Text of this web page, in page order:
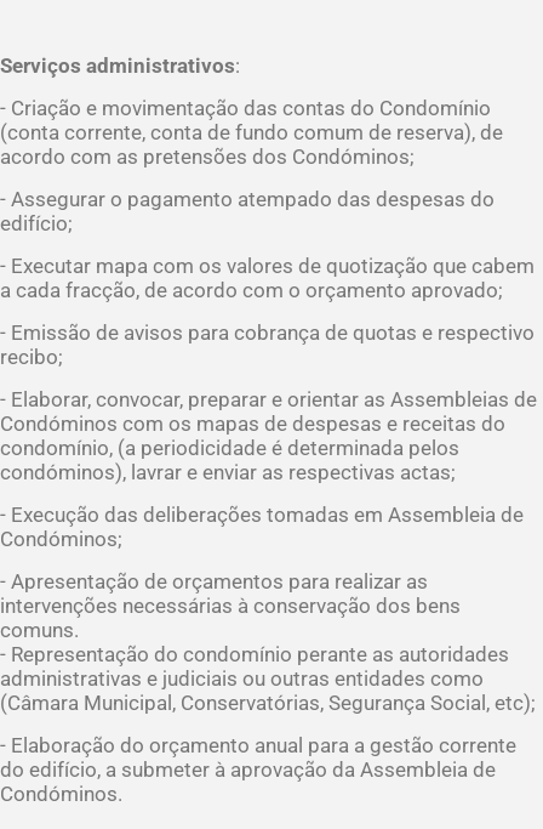
Serviços administrativos:
- Criação e movimentação das contas do Condomínio
(conta corrente, conta de fundo comum de reserva), de
acordo com as pretensões dos Condóminos;
- Assegurar o pagamento atempado das despesas do
edifício;
- Executar mapa com os valores de quotização que cabem
a cada fracção, de acordo com o orçamento aprovado;
- Emissão de avisos para cobrança de quotas e respectivo
recibo;
- Elaborar, convocar, preparar e orientar as Assembleias de
Condóminos com os mapas de despesas e receitas do
condomínio, (a periodicidade é determinada pelos
condóminos), lavrar e enviar as respectivas actas;
- Execução das deliberações tomadas em Assembleia de
Condóminos;
- Apresentação de orçamentos para realizar as
intervenções necessárias à conservação dos bens
comuns.
- Representação do condomínio perante as autoridades
administrativas e judiciais ou outras entidades como
(Câmara Municipal, Conservatórias, Segurança Social, etc);
- Elaboração do orçamento anual para a gestão corrente
do edifício, a submeter à aprovação da Assembleia de
Condóminos.